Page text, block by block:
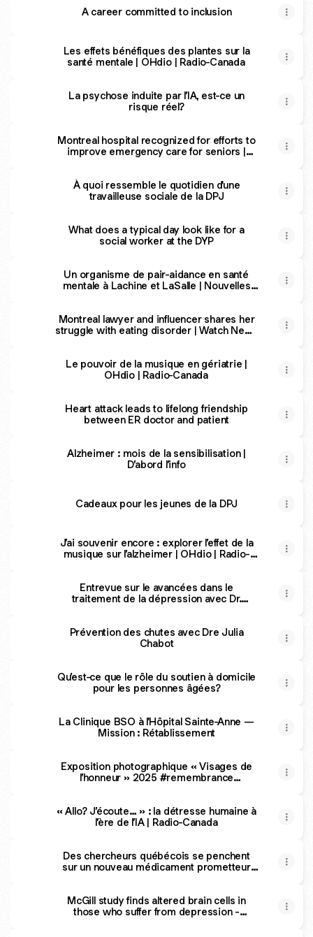
A career committed to inclusion
Les effets bénéfiques des plantes sur la
santé mentale | OHdio | Radio-Canada
La psychose induite par l’IA, est-ce un
risque réel?
Montreal hospital recognized for efforts to
improve emergency care for seniors |
À quoi ressemble le quotidien d'une
travailleuse sociale de la DPJ
What does a typical day look like for a
social worker at the DYP
Un organisme de pair-aidance en santé
mentale à Lachine et LaSalle | Nouvelles
Montreal lawyer and influencer shares her
struggle with eating disorder | Watch News
Le pouvoir de la musique en gériatrie |
OHdio | Radio-Canada
Heart attack leads to lifelong friendship
between ER doctor and patient
Alzheimer : mois de la sensibilisation |
D’abord l’info
Cadeaux pour les jeunes de la DPJ
J’ai souvenir encore : explorer l’effet de la
musique sur l’alzheimer | OHdio | Radio-
Entrevue sur le avancées dans le
traitement de la dépression avec Dr.
Prévention des chutes avec Dre Julia
Chabot
Qu’est-ce que le rôle du soutien à domicile
pour les personnes âgées?
La Clinique BSO à l'Hôpital Sainte-Anne —
Mission : Rétablissement
Exposition photographique « Visages de
l’honneur » 2025 #remembrance
« Allo? J’écoute… » : la détresse humaine à
l’ère de l’IA | Radio-Canada
Des chercheurs québécois se penchent
sur un nouveau médicament prometteur
McGill study finds altered brain cells in
those who suffer from depression -